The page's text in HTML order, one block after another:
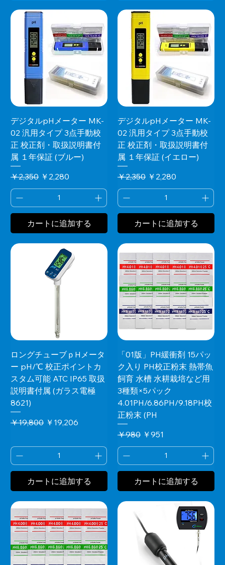
デジタルpHメーター MK-
02 汎用タイプ 3点手動校
正 校正剤・取扱説明書付
属 １年保証 (ブルー)
通常価格
￥2,350 セール価格
￥2,280
カートに追加する
デジタルpHメーター MK-
02 汎用タイプ 3点手動校
正 校正剤・取扱説明書付
属 １年保証 (イエロー)
通常価格
￥2,350 セール価格
￥2,280
カートに追加する
ロングチューブｐHメータ
ー pH/℃ 校正ポイントカ
スタム可能 ATC IP65 取扱
説明書付属 (ガラス電極
8621)
通常価格
￥19,800 セール価格
￥19,206
カートに追加する
「01版」PH緩衝剤 15パッ
ク入り PH校正粉末 熱帯魚
飼育 水槽 水耕栽培など用
3種類×5パック
4.01PH/6.86PH/9.18PH校
正粉末 (PH
通常価格
￥980 セール価格
￥951
カートに追加する